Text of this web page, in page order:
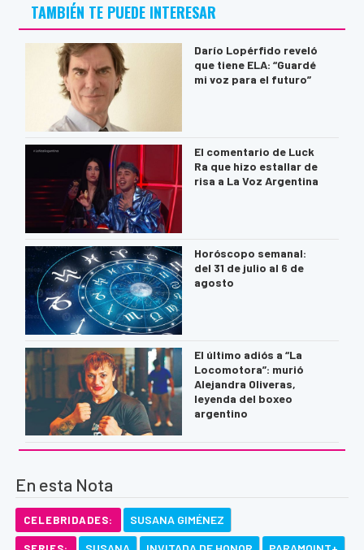
TAMBIÉN TE PUEDE INTERESAR
Darío Lopérfido reveló
que tiene ELA: “Guardé
mi voz para el futuro”
El comentario de Luck
Ra que hizo estallar de
risa a La Voz Argentina
Horóscopo semanal:
del 31 de julio al 6 de
agosto
El último adiós a “La
Locomotora”: murió
Alejandra Oliveras,
leyenda del boxeo
argentino
En esta Nota
CELEBRIDADES: SUSANA GIMÉNEZ